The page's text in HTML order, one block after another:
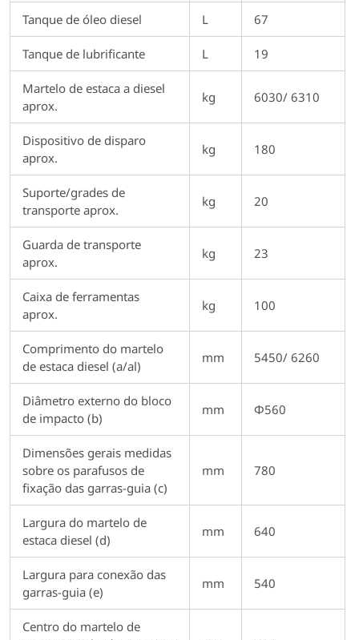
Tanque de óleo diesel L 67
Tanque de lubrificante L 19
Martelo de estaca a diesel
aprox.
kg 6030/ 6310
Dispositivo de disparo
aprox.
kg 180
Suporte/grades de
transporte aprox.
kg 20
Guarda de transporte
aprox.
kg 23
Caixa de ferramentas
aprox.
kg 100
Comprimento do martelo
de estaca diesel (a/al)
mm 5450/ 6260
Diâmetro externo do bloco
de impacto (b)
mm Φ560
Dimensões gerais medidas
sobre os parafusos de
fixação das garras-guia (c)
mm 780
Largura do martelo de
estaca diesel (d)
mm 640
Largura para conexão das
garras-guia (e)
mm 540
Centro do martelo de